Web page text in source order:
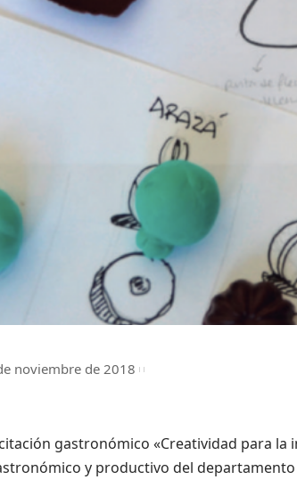
noviembre de 2018
gastronómico «Creatividad para
y productivo del departamento